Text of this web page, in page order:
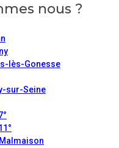
nous ?
lès-Gonesse
sur-Seine